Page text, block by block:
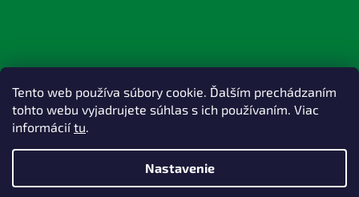
Tento web používa súbory cookie. Ďalším prechádzaním
tohto webu vyjadrujete súhlas s ich používaním. Viac
informáciítu.
Nastavenie
Vytvoril Shoptet